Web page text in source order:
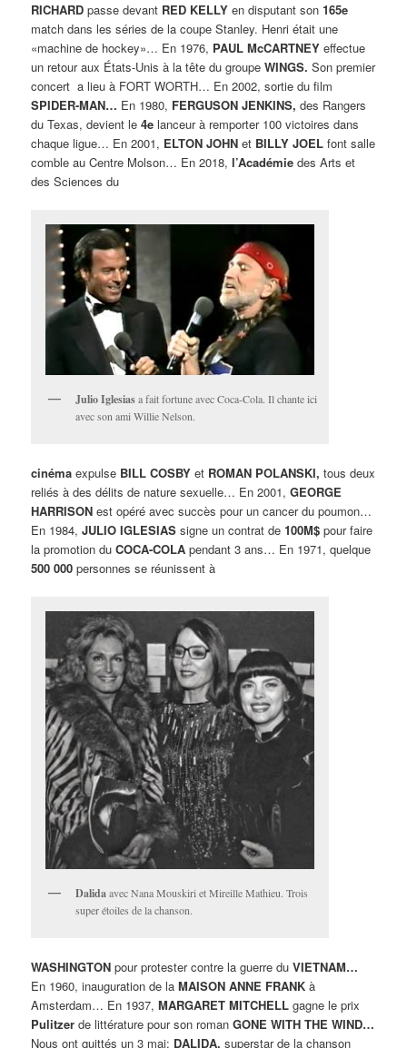
RICHARD passe devant RED KELLY en disputant son165e
match dans les séries de la coupe Stanley. Henri était une
«machine de hockey»… En 1976, PAUL McCARTNEY effectue
un retour aux États-Unis à la tête du groupeWINGS. Son premier
concert a lieu à FORT WORTH… En 2002, sortie du film
SPIDER-MAN… En 1980, FERGUSON JENKINS, des Rangers
du Texas, devient le4e lanceur à remporter 100 victoires dans
chaque ligue… En 2001, ELTON JOHN et BILLY JOEL font salle
comble au Centre Molson… En 2018,l’Académie des Arts et
des Sciences du
Julio Iglesiasa fait fortune avec Coca-Cola. Il chante ici
avec son ami Willie Nelson.
cinéma expulse BILL COSBY et ROMAN POLANSKI, tous deux
reliés à des délits de nature sexuelle… En 2001,GEORGE
HARRISON est opéré avec succès pour un cancer du poumon…
En 1984,JULIO IGLESIAS signe un contrat de100M$ pour faire
la promotion duCOCA-COLA pendant 3 ans… En 1971, quelque
500 000 personnes se réunissent à
Dalidaavec Nana Mouskiri et Mireille Mathieu. Trois
super étoiles de la chanson.
WASHINGTON pour protester contre la guerre duVIETNAM…
En 1960, inauguration de laMAISON ANNE FRANK à
Amsterdam… En 1937,MARGARET MITCHELL gagne le prix
Pulitzer de littérature pour son romanGONE WITH THE WIND…
Nous ont quittés un 3 mai: DALIDA, superstar de la chanson